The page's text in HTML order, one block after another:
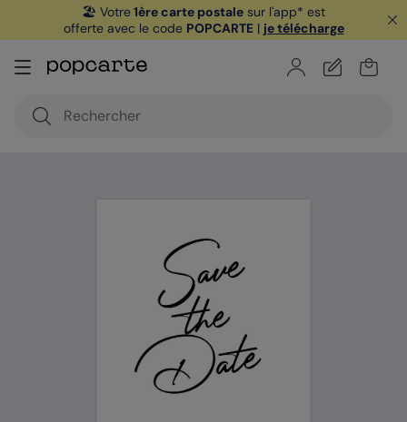
🏖️ Votre1ère carte postale sur l'app* est
offerte avec le code POPCARTE| je télécharge